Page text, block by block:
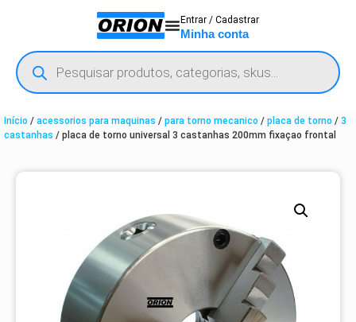
Entrar / Cadastrar
Minha conta
Início / acessorios para maquinas / para torno mecanico / placa de torno / 3
castanhas / placa de torno universal 3 castanhas 200mm fixaçao frontal